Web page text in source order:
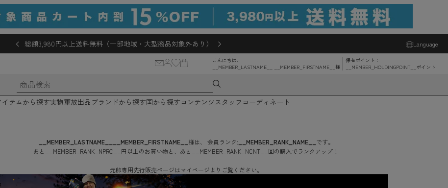
総額3,980円以上送料無料（一部地域・大型商品対象外あり） Language
こんにちは、
__MEMBER_LASTNAME__ __MEMBER_FIRSTNAME__ 様
保有ポイント：
__MEMBER_HOLDINGPOINT__
ポイント
イテムから探す実物軍放出品 ブランドから探す国から探す コンテンツ スタッフコーディネート
__MEMBER_LASTNAME__ __MEMBER_FIRSTNAME__ 様は、 会員ランク: __MEMBER_RANK_NAME__ です。
あと
__MEMBER_RANK_NPRC__ 円以上のお買い物と、あと __MEMBER_RANK_NCNT__ 回の購入でランクアップ！
元帥専用先行販売ページはマイページよりご覧ください。